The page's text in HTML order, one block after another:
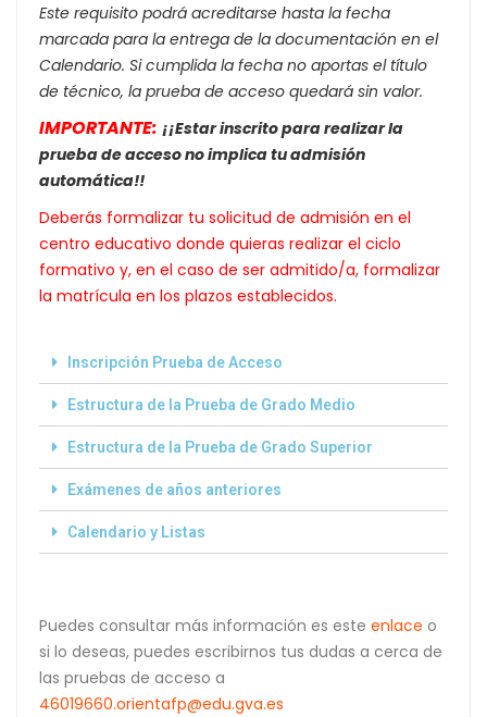
Este requisito podrá acreditarse hasta la fecha
marcada para la entrega de la documentación en el
Calendario. Si cumplida la fecha no aportas el título
de técnico, la prueba de acceso quedará sin valor.
IMPORTANTE: ¡¡Estar inscrito para realizar la
prueba de acceso no implica tu admisión
automática!!
Deberás formalizar tu solicitud de admisión en el
centro educativo donde quieras realizar el ciclo
formativo y, en el caso de ser admitido/a, formalizar
la matrícula en los plazos establecidos.
Inscripción Prueba de Acceso
Estructura de la Prueba de Grado Medio
Estructura de la Prueba de Grado Superior
Exámenes de años anteriores
Calendario y Listas
Puedes consultar más información es este enlace o
si lo deseas, puedes escribirnos tus dudas a cerca de
las pruebas de acceso a
46019660.orientafp@edu.gva.es